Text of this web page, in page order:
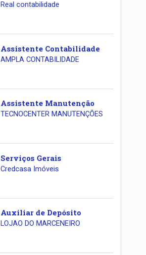
Real contabilidade
Assistente Contabilidade
AMPLA CONTABILIDADE
Assistente Manutenção
TECNOCENTER MANUTENÇÕES
Serviços Gerais
Credcasa Imóveis
Auxiliar de Depósito
LOJAO DO MARCENEIRO